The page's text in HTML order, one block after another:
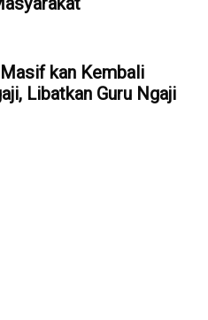
kan Kembali
Libatkan Guru Ngaji